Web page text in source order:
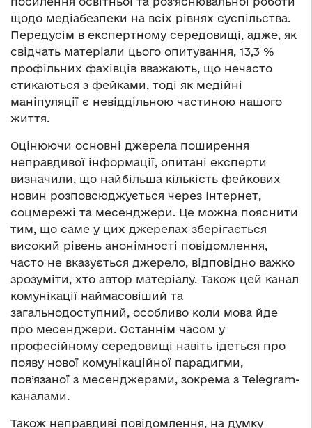
щодо медіабезпеки на всіх рівнях суспільства.
Передусім в експертному середовищі, адже, як
свідчать матеріали цього опитування, 13,3 %
профільних фахівців вважають, що нечасто
стикаються з фейками, тоді як медійні
маніпуляції є невіддільною частиною нашого
життя.
Оцінюючи основні джерела поширення
неправдивої інформації, опитані експерти
визначили, що найбільша кількість фейкових
новин розповсюджується через Інтернет,
соцмережі та месенджери. Це можна пояснити
тим, що саме у цих джерелах зберігається
високий рівень анонімності повідомлення,
часто не вказується джерело, відповідно важко
зрозуміти, хто автор матеріалу. Також цей канал
комунікації наймасовіший та
загальнодоступний, особливо коли мова йде
про месенджери. Останнім часом у
професійному середовищі навіть ідеться про
появу нової комунікаційної парадигми,
пов’язаної з месенджерами, зокрема з Telegram-
каналами.
Також неправдиві повідомлення, на думку